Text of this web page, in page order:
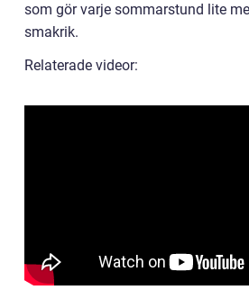
som gör varje sommarstund lite
smakrik.
Relaterade videor: